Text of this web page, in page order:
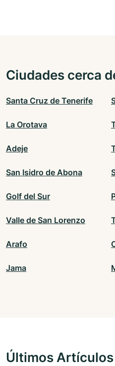
Ciudades cerca
Santa Cruz de Tenerife
La Orotava
Adeje
San Isidro de Abona
Golf del Sur
Valle de San Lorenzo
Arafo
Jama
Últimos Artículos